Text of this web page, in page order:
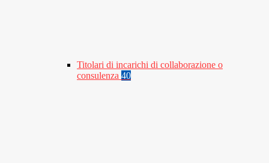
Titolari di incarichi di collaborazione o
consulenza 40